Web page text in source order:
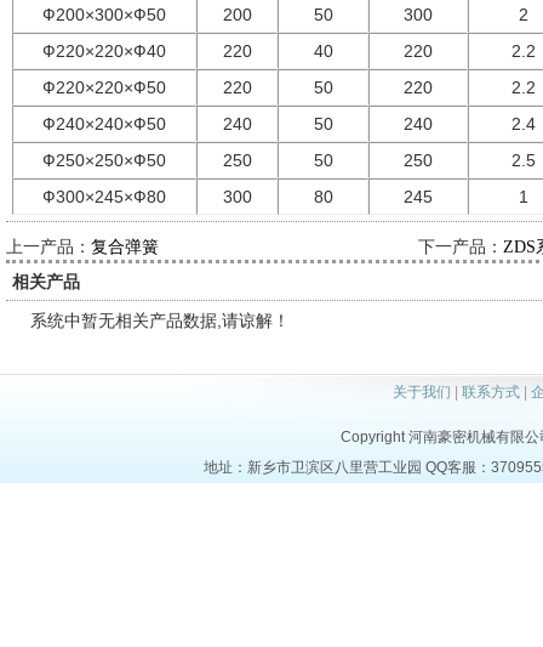
Ф200×300×Ф50
200 50 300
2
Ф220×220×Ф40
220 40 220
2.2
Ф220×220×Ф50
220 50 220
2.2
Ф240×240×Ф50
240 50 240
2.4
Ф250×250×Ф50
250 50 250
2.5
Ф300×245×Ф80
300 80 245 1
上一产品： 复合弹簧 下一产品： ZDS
相关产品
系统中暂无相关产品数据,请谅解！
关于我们 联系方式|
Copyright 河南豪密机械有限
地址：新乡市卫滨区八里营工业园 QQ客服：